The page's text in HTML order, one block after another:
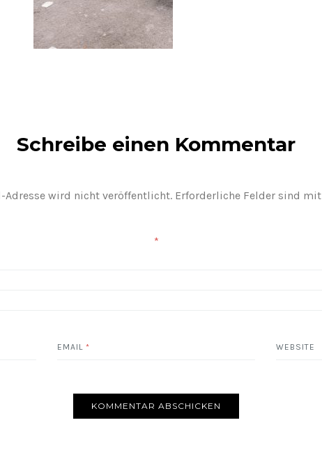
Schreibe einen Kommentar
Adresse wird nicht veröffentlicht. Erforderliche Felder sind mit
*
EMAIL* WEBSITE